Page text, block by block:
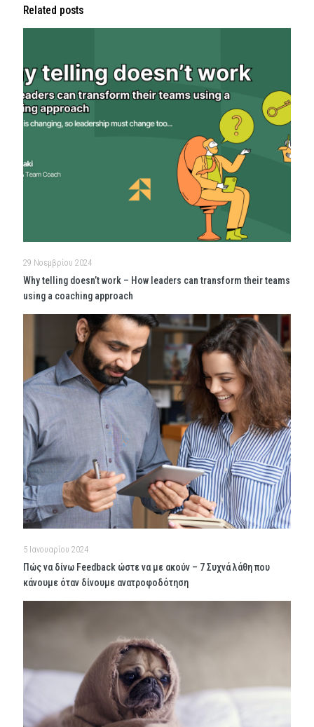
Related posts
29 Νοεμβρίου 2024
Why telling doesn’t work – How leaders can transform their teams
using a coaching approach
5 Ιανουαρίου 2024
Πώς να δίνω Feedback ώστε να με ακούν – 7 Συχνά λάθη που
κάνουμε όταν δίνουμε ανατροφοδότηση